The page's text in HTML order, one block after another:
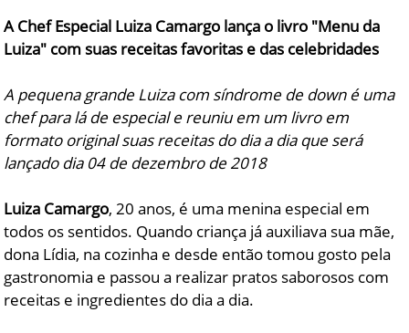
A Chef Especial Luiza Camargo lança o livro "Menu da
Luiza" com suas receitas favoritas e das celebridades
A pequena grande Luiza com síndrome de down é uma
chef para lá de especial e reuniu em um livro em
formato original suas receitas do dia a dia que será
lançado dia 04 de dezembro de 2018
Luiza Camargo, 20 anos, é uma menina especial em
todos os sentidos. Quando criança já auxiliava sua mãe,
dona Lídia, na cozinha e desde então tomou gosto pela
gastronomia e passou a realizar pratos saborosos com
receitas e ingredientes do dia a dia.